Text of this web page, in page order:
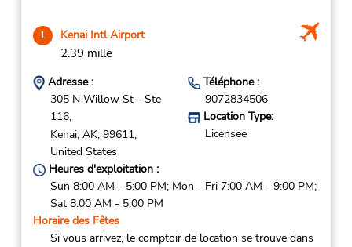
1 Kenai Intl Airport
2.39 mille
Adresse :
305 N Willow St - Ste
116,
Kenai, AK, 99611,
United States
Téléphone :
9072834506
Location Type:
Licensee
Heures d'exploitation :
Sun 8:00 AM - 5:00 PM; Mon - Fri 7:00 AM - 9:00 PM;
Sat 8:00 AM - 5:00 PM
Horaire des Fêtes
Si vous arrivez, le comptoir de location se trouve dans